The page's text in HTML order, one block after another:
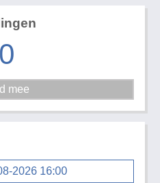
0
2026 16:00